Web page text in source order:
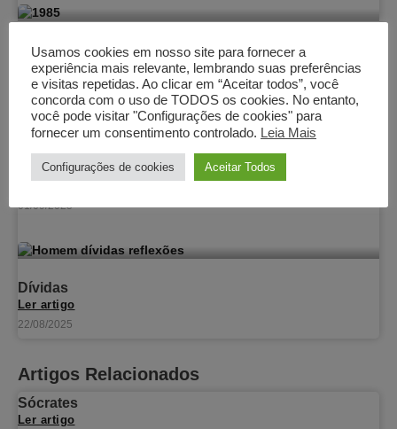
1985, 40 anos
Ler artigo
01/11/2025
Os balões
01/09/2025
Dívidas
Ler artigo
22/08/2025
Artigos Relacionados
Sócrates
Ler artigo
Usamos cookies em nosso site para fornecer a
experiência mais relevante, lembrando suas preferências
e visitas repetidas. Ao clicar em “Aceitar todos”, você
concorda com o uso de TODOS os cookies. No entanto,
você pode visitar "Configurações de cookies" para
fornecer um consentimento controlado. Leia Mais
Configurações de cookies Aceitar Todos